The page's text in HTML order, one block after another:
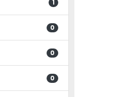
1
0
0
0